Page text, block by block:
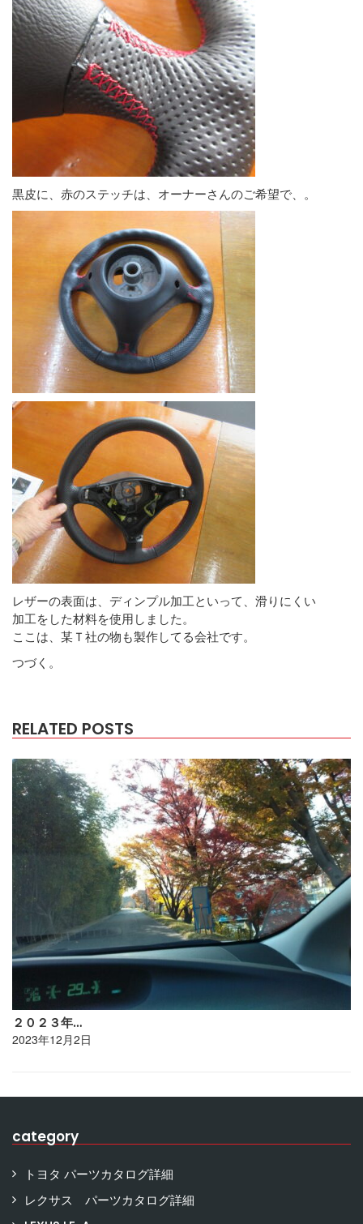
黒皮に、赤のステッチは、オーナーさんのご希望で、。
レザーの表面は、ディンプル加工といって、滑りにくい
加工をした材料を使用しました。
ここは、某Ｔ社の物も製作してる会社です。
つづく。
RELATED POSTS
２０２３年…
2023年12月2日
category
トヨタ パーツカタログ詳細
レクサス パーツカタログ詳細